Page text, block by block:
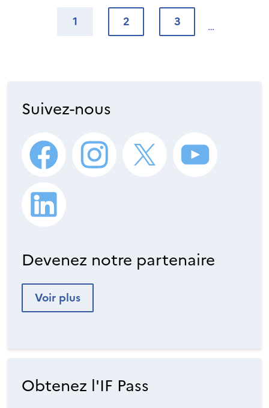
1 2 3
Suivez-nous
Devenez notre partenaire
Voir plus
Obtenez l'IF Pass